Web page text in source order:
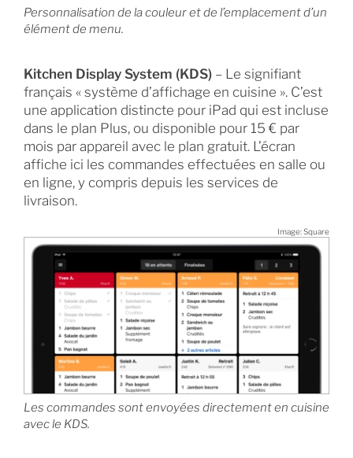
Personnalisation de la couleur et de l’emplacement d’un
élément de menu.
Kitchen Display System (KDS) – Le signifiant
français « système d’affichage en cuisine ». C’est
une application distincte pour iPad qui est incluse
dans le plan Plus, ou disponible pour 15 € par
mois par appareil avec le plan gratuit. L’écran
affiche ici les commandes effectuées en salle ou
en ligne, y compris depuis les services de
livraison.
Image: Square
Les commandes sont envoyées directement en cuisine
avec le KDS.